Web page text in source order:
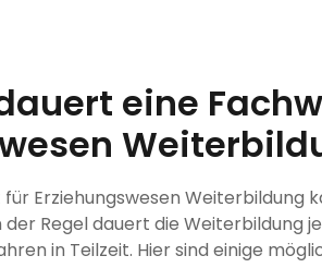
eine
Erziehungswesen Weiterbildung
Regel dauert die Weiterbildung
in Teilzeit. Hier sind einige